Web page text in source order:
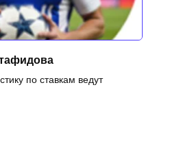
по ставкам ведут